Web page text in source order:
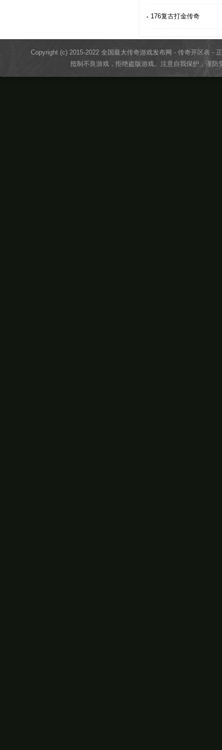
176复古打金传奇
Copyright (c) 2015-2022 全国最大传奇游戏发布网 - 传奇开区表 -
抵制不良游戏，拒绝盗版游戏。注意自我保护，谨